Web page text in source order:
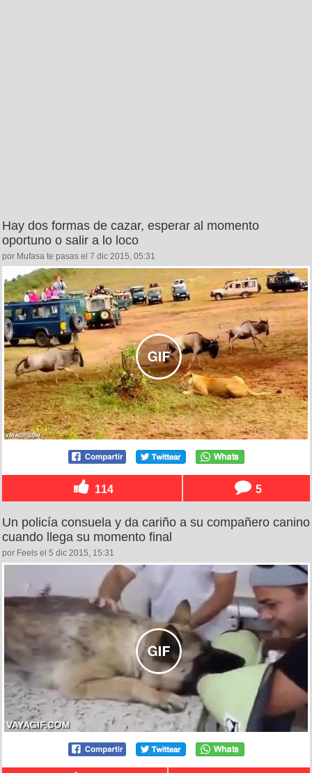
Hay dos formas de cazar, esperar al momento
oportuno o salir a lo loco
por Mufasa te pasas el 7 dic 2015, 05:31
114 5
Un policía consuela y da cariño a su compañero canino
cuando llega su momento final
por Feels el 5 dic 2015, 15:31